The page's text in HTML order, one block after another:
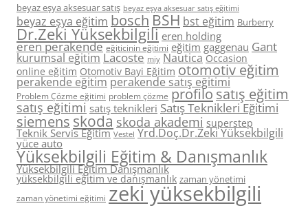
beyaz eşya aksesuar satış beyaz eşya aksesuar satış eğitimi
beyaz eşya eğitim boschBSH bst eğitim Burberry
Dr.Zeki Yüksekbilgili eren holding
eren perakende eğiticinin eğitimi eğitim gaggenau Gant
kurumsal eğitim Lacoste miy Nautica Occasion
online eğitim Otomotiv Bayi Eğitim otomotiv eğitim
perakende eğitim perakende satış eğitimi
Problem Çözme eğitimi problem çözme profilosatış eğitim
satış eğitimi satış teknikleri Satış Teknikleri Eğitimi
siemens skoda skoda akademi superstep
Teknik Servis Eğitim Vestel Yrd.Doç.Dr.Zeki Yüksekbilgili
yüce auto
Yüksekbilgili Eğitim & Danışmanlık
Yüksekbilgili Eğitim Danışmanlık
yüksekbilgili eğitim ve danışmanlık zaman yönetimi
zaman yönetimi eğitimi zeki yüksekbilgili